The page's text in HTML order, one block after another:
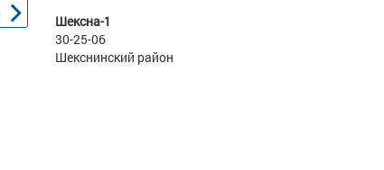
Шексна-1
30-25-06
Шекснинский район